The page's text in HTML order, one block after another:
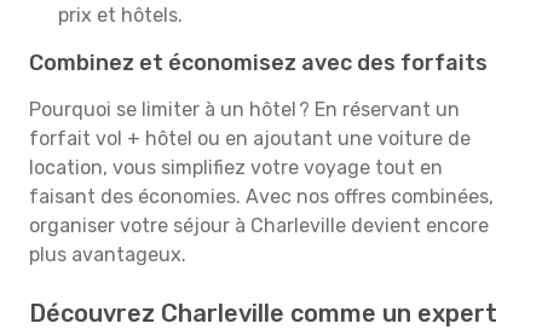
prix et hôtels.
Combinez et économisez avec des forfaits
Pourquoi se limiter à un hôtel ? En réservant un
forfait vol + hôtel ou en ajoutant une voiture de
location, vous simplifiez votre voyage tout en
faisant des économies. Avec nos offres combinées,
organiser votre séjour à Charleville devient encore
plus avantageux.
Découvrez Charleville comme un expert